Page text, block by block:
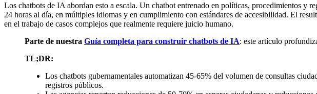
Los chatbots de IA abordan esto a escala. Un chatbot entrenado en políticas, procedimientos y
24 horas al día, en múltiples idiomas y en cumplimiento con estándares de accesibilidad. El
en el trabajo de casos complejos que realmente requiere juicio humano.
Parte de nuestra Guía completa para construir chatbots de IA: este artículo
TL;DR:
Los chatbots gubernamentales automatizan 45-65% del volumen de consultas
registros públicos.